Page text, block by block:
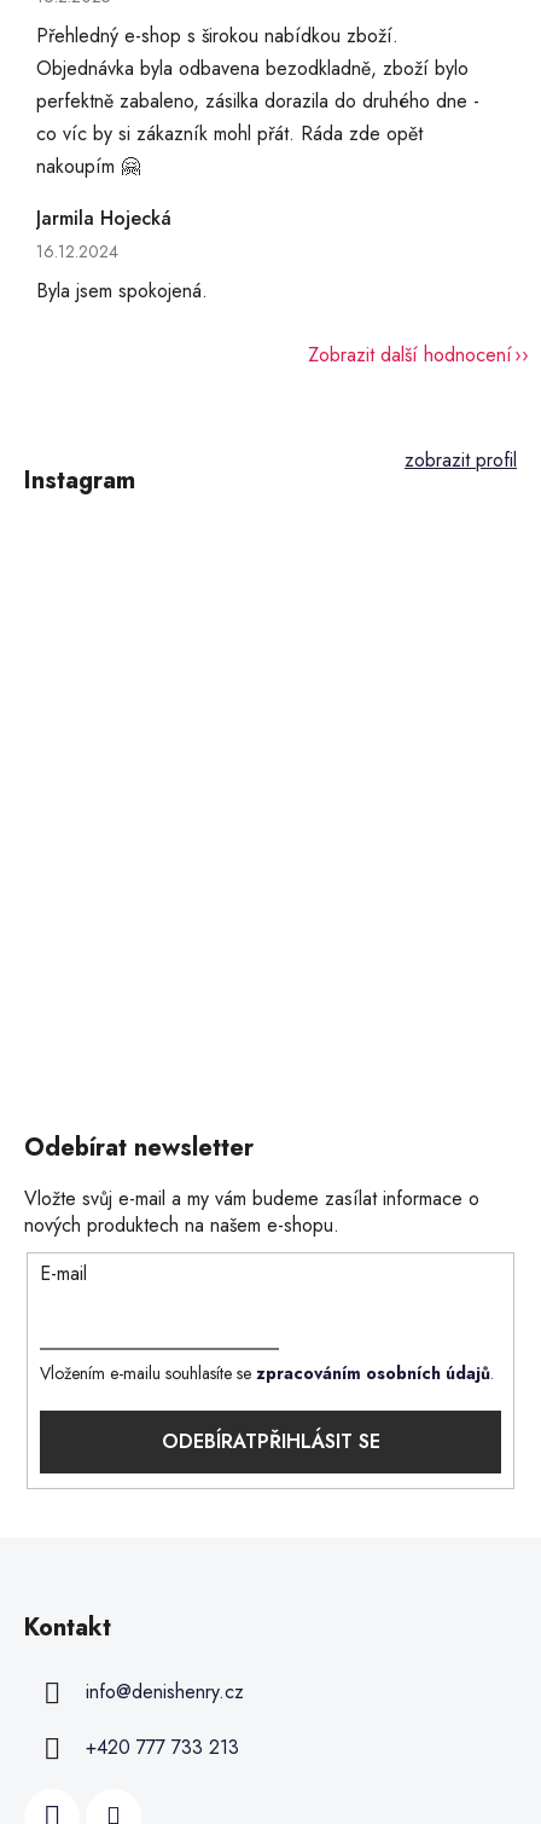
Přehledný e-shop s širokou nabídkou zboží.
Objednávka byla odbavena bezodkladně, zboží bylo
perfektně zabaleno, zásilka dorazila do druhého dne -
co víc by si zákazník mohl přát. Ráda zde opět
nakoupím 🤗
Jarmila Hojecká
Hodnocení obchodu je 5 z 5 hvězdiček.
16.12.2024
Byla jsem spokojená.
Zobrazit další hodnocení
Instagram
Odebírat newsletter
Vložte svůj e-mail a my vám budeme zasílat informace o
nových produktech na našem e-shopu.
E-mail
Vložením e-mailu souhlasíte se zpracováním osobních údajů.
PŘIHLÁSIT SE
Kontakt
info@denishenry.cz
+420 777 733 213